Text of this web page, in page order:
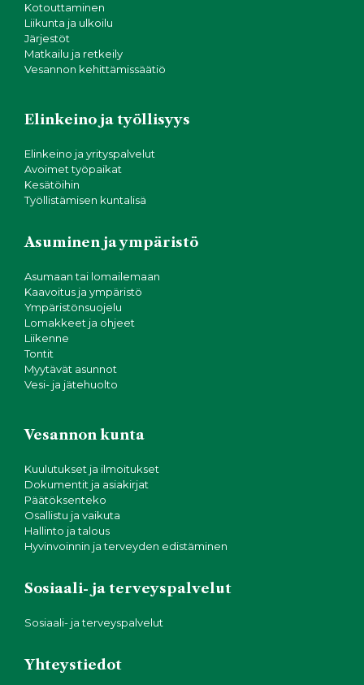
Kotouttaminen
Liikunta ja ulkoilu
Järjestöt
Matkailu ja retkeily
Vesannon kehittämissäätiö
Elinkeino ja työllisyys
Elinkeino ja yrityspalvelut
Avoimet työpaikat
Kesätöihin
Työllistämisen kuntalisä
Asuminen ja ympäristö
Asumaan tai lomailemaan
Kaavoitus ja ympäristö
Ympäristönsuojelu
Lomakkeet ja ohjeet
Liikenne
Tontit
Myytävät asunnot
Vesi- ja jätehuolto
Vesannon kunta
Kuulutukset ja ilmoitukset
Dokumentit ja asiakirjat
Päätöksenteko
Osallistu ja vaikuta
Hallinto ja talous
Hyvinvoinnin ja terveyden edistäminen
Sosiaali- ja terveyspalvelut
Sosiaali- ja terveyspalvelut
Yhteystiedot